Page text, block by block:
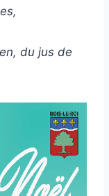
du jus de